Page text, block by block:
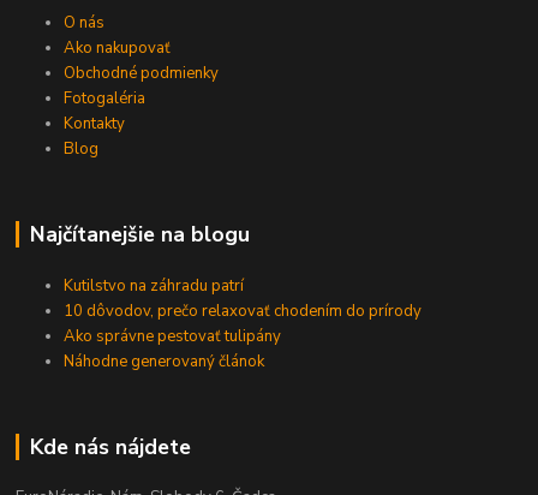
O nás
Ako nakupovať
Obchodné podmienky
Fotogaléria
Kontakty
Blog
Najčítanejšie na blogu
Kutilstvo na záhradu patrí
10 dôvodov, prečo relaxovať chodením do prírody
Ako správne pestovať tulipány
Náhodne generovaný článok
Kde nás nájdete